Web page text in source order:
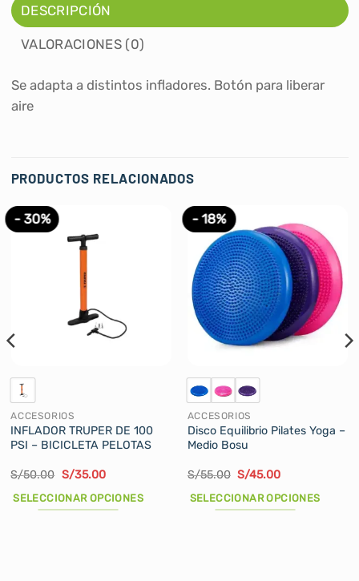
DESCRIPCIÓN
VALORACIONES (0)
Se adapta a distintos infladores. Botón para liberar
aire
PRODUCTOS RELACIONADOS
- 30%
ACCESORIOS
INFLADOR TRUPER DE 100
PSI – BICICLETA PELOTAS
S/50.00 El
original
era:
S/35.00El
actual
es:
SELECCIONAR OPCIONES
- 18%
ACCESORIOS
Disco Equilibrio Pilates Yoga –
Medio Bosu
S/55.00 El
original
era:
S/45.00El
actual
es:
SELECCIONAR OPCIONES